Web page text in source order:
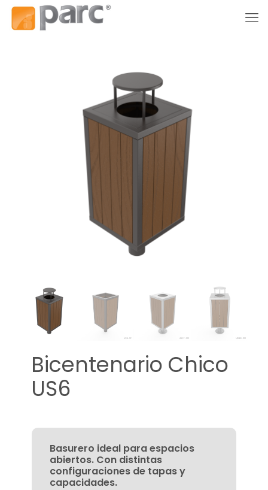
Bicentenario Chico
US6
Basurero ideal para espacios
abiertos. Con distintas
configuraciones de tapas y
capacidades.